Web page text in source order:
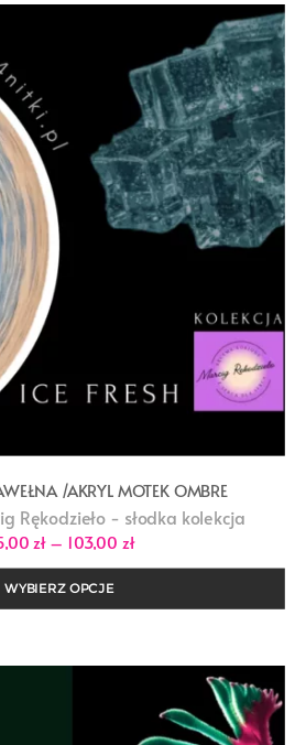
/AKRYL MOTEK OMBRE
Rękodzieło - słodka kolekcja
zł – 103,00 złZakres
od
do
WYBIERZ OPCJE